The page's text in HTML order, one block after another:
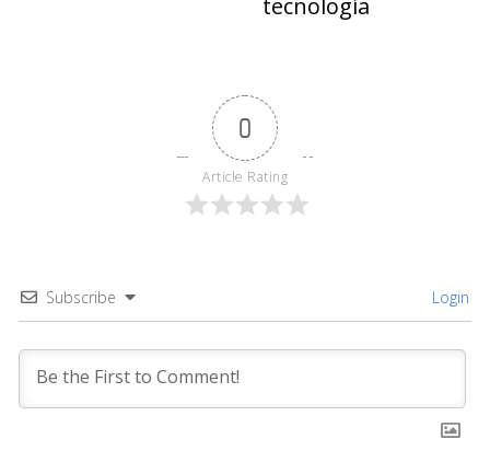
tecnología
0
Article Rating
Subscribe Login